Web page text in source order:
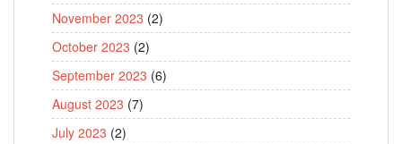
November 2023 (2)
October 2023 (2)
September 2023 (6)
August 2023 (7)
July 2023 (2)